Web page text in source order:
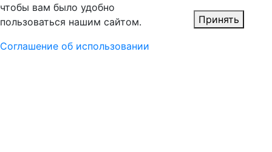
чтобы вам было удобно
пользоваться нашим сайтом.
Соглашение об использовании
Принять